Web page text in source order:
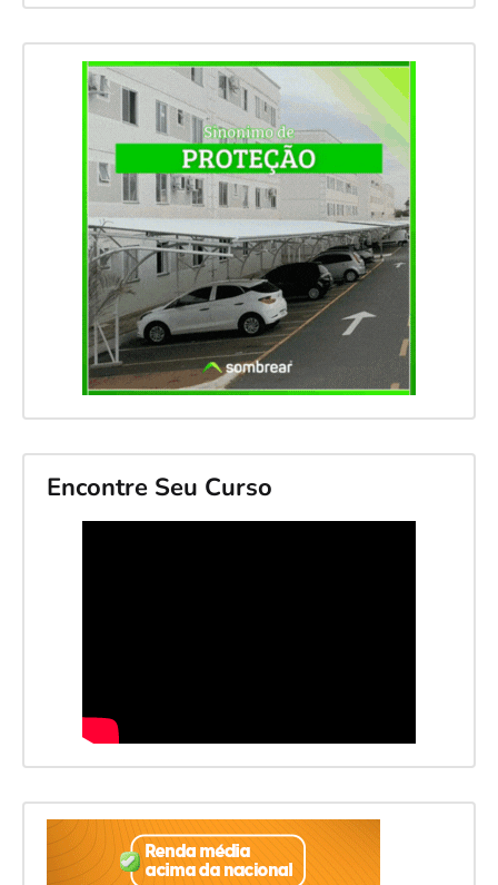
Encontre Seu Curso